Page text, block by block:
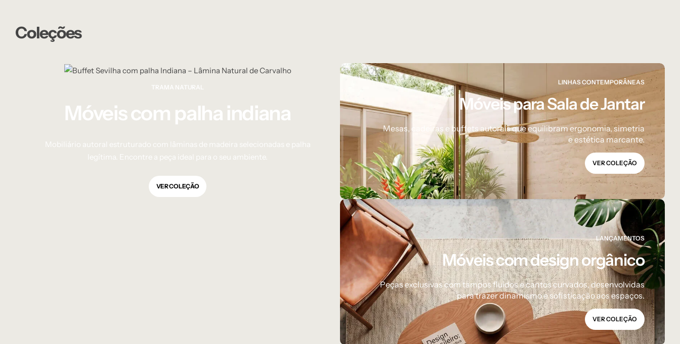
Coleções
TRAMA NATURAL
Móveis com palha indiana
Mobiliário autoral estruturado com lâminas de madeira selecionadas e palha
legítima. Encontre a peça ideal para o seu ambiente.
VER COLEÇÃO
LINHAS CONTEMPORÂNEAS
Móveis para Sala de Jantar
Mesas, cadeiras e buffets autorais que equilibram ergonomia, simetria
e estética marcante.
VER COLEÇÃO
LANÇAMENTOS
Móveis com design orgânico
Peças exclusivas com tampos fluidos e cantos curvados, desenvolvidas
para trazer dinamismo e sofisticação aos espaços.
VER COLEÇÃO